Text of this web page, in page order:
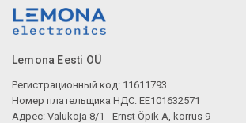
Lemona Eesti OÜ
Регистрационный код: 11611793
Номер плательщика НДС: EE101632571
Адрес: Valukoja 8/1 - Ernst Öpik A, korrus 9